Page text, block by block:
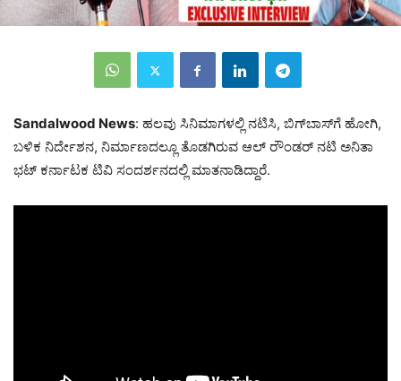
Sandalwood News: ಹಲವು ಸಿನಿಮಾಗಳಲ್ಲಿ ನಟಿಸಿ, ಬಿಗ್‌ಬಾಸ್‌ಗೆ ಹೋಗಿ,
ಬಳಿಕ ನಿರ್ದೇಶನ, ನಿರ್ಮಾಣದಲ್ಲೂ ತೊಡಗಿರುವ ಆಲ್‌ ರೌಂಡರ್ ನಟಿ ಅನಿತಾ
ಭಟ್ ಕರ್ನಾಟಕ ಟಿವಿ ಸಂದರ್ಶನದಲ್ಲಿ ಮಾತನಾಡಿದ್ದಾರೆ.